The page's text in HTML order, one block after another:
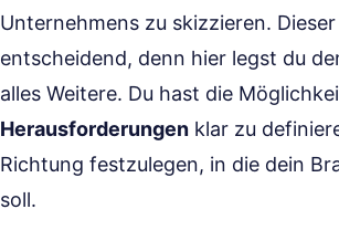
Unternehmens zu skizzieren.
entscheidend, denn hier legst du
alles Weitere. Du hast die
Herausforderungen klar zu
Richtung festzulegen, in die dein
soll.